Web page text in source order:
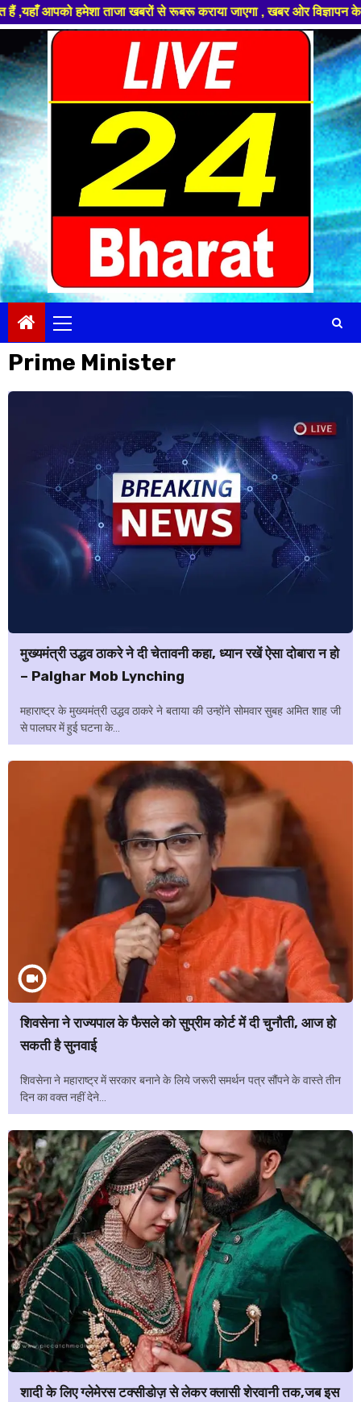
से रूबरू कराया जाएगा , खबर ओर विज्ञापन के लिए संपर्क करे +91
to
content
Menu
Prime Minister
मुख्‍यमंत्री उद्धव ठाकरे ने दी चेतावनी कहा, ध्‍यान रखें ऐसा दोबारा न हो
– Palghar Mob Lynching
महाराष्ट्र के मुख्‍यमंत्री उद्धव ठाकरे ने बताया की उन्‍होंने सोमवार सुबह अमित शाह जी
से पालघर में हुई घटना के...
शिवसेना ने राज्यपाल के फैसले को सुप्रीम कोर्ट में दी चुनौती, आज हो
सकती है सुनवाई
शिवसेना ने महाराष्ट्र में सरकार बनाने के लिये जरूरी समर्थन पत्र सौंपने के वास्ते तीन
दिन का वक्त नहीं देने...
शादी के लिए ग्लेमेरस टक्सीडोज़ से लेकर क्लासी शेरवानी तक,जब इस